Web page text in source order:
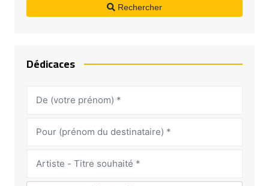
Rechercher
Dédicaces